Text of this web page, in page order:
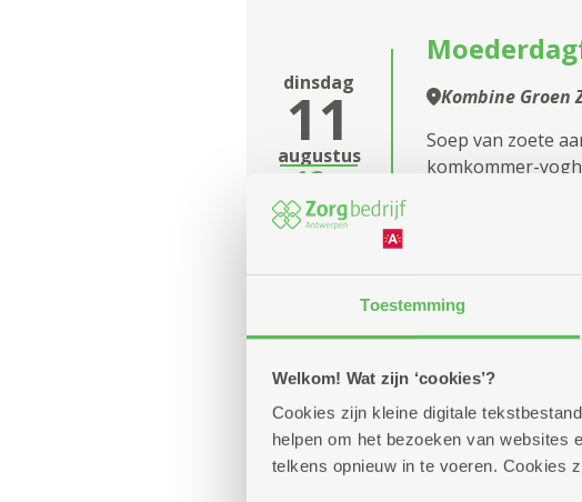
Toestemming
Welkom! Wat zijn ‘cookies’?
Cookies zijn kleine digitale
helpen om het bezoeken van websites
telkens opnieuw in te voeren. Cookies
Assistentiewoningen De
Assistentiewoningen De
Olijftak
Sterlingen
Assistentiewoningen Den
Assistentiewoningen Den
Drossaert
dinsdag
11
augustus
12u
-
14u
Kombine
Soep van zoete
komkommer-
woensdag
12
FEEST BIJ
Kombine